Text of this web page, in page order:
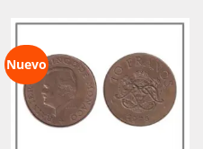
Nuevo